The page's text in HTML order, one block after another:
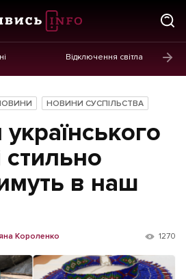
Відключення світла
НОВИНИ СУСПІЛЬСТВА
стильно
в наш
Короленко 1270